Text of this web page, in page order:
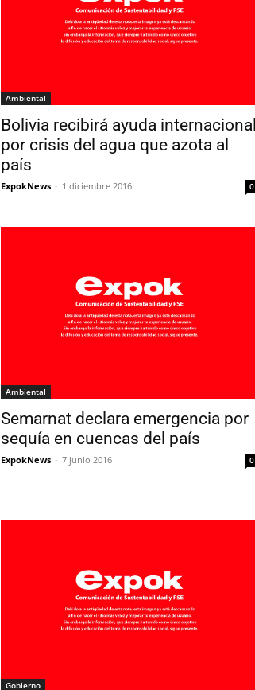
Ambiental
Bolivia recibirá ayuda internacional
por crisis del agua que azota al
país
ExpokNews - 1 diciembre 2016 0
Ambiental
Semarnat declara emergencia por
sequía en cuencas del país
ExpokNews - 7 junio 2016 0
Gobierno